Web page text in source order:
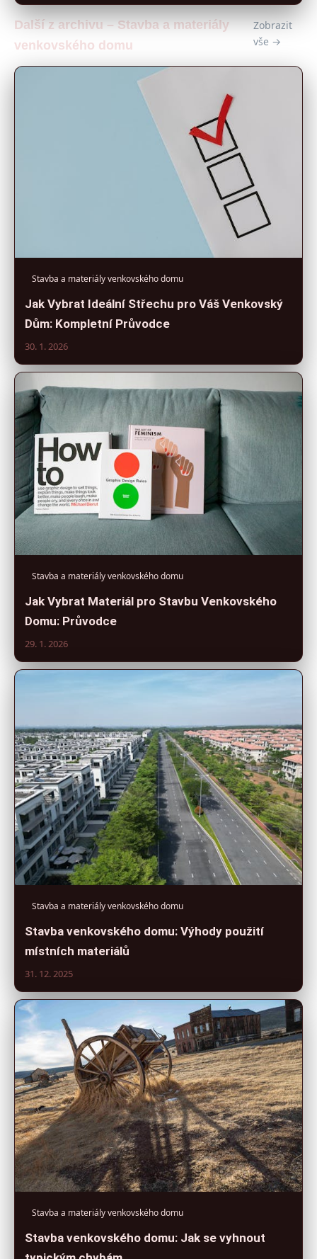
Další z archivu – Stavba a materiály
venkovského domu
Zobrazit
vše →
Stavba a materiály venkovského domu
Jak Vybrat Ideální Střechu pro Váš Venkovský
Dům: Kompletní Průvodce
30. 1. 2026
Stavba a materiály venkovského domu
Jak Vybrat Materiál pro Stavbu Venkovského
Domu: Průvodce
29. 1. 2026
Stavba a materiály venkovského domu
Stavba venkovského domu: Výhody použití
místních materiálů
31. 12. 2025
Stavba a materiály venkovského domu
Stavba venkovského domu: Jak se vyhnout